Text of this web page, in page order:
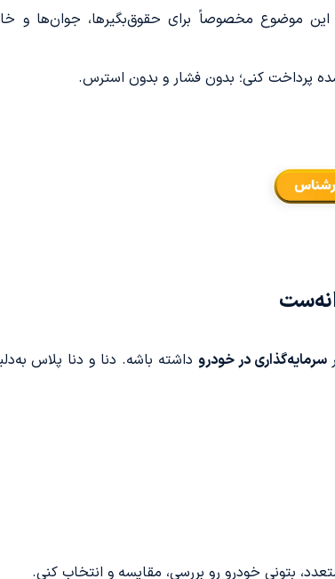
موضوع مخصوصاً برای حقوق‌بگیرها، جوان‌ها و
پرداخت کنی؛ بدون فشار و بدون استرس.
سرمایه‌گذاری در خودرو داشته باشه. دنا و دنا پلاس
بتونی خودرو رو بررسی، مقایسه و انتخاب کنی.